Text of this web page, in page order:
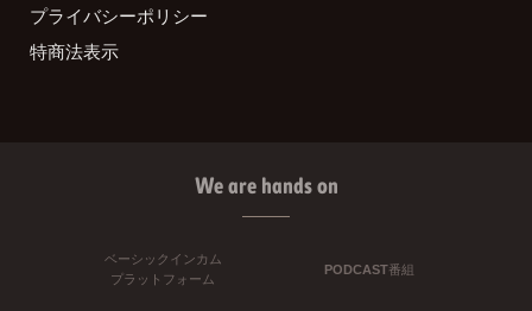
プライバシーポリシー
特商法表示
We are hands on
ベーシックインカム
プラットフォーム
PODCAST番組